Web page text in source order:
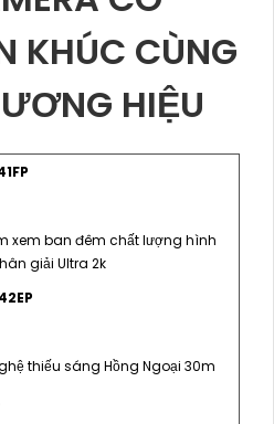
KHÚC CÙNG
HIỆU
xem ban đêm chất lượng hình
giải Ultra 2k
thiếu sáng Hồng Ngoại 30m